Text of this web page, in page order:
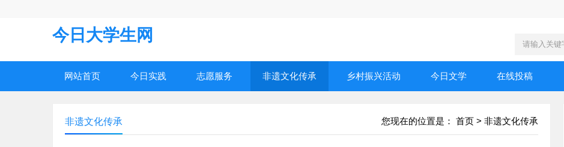
今日大学生网
网站首页 今日实践 志愿服务 非遗文化传承 乡村振兴活动 今日文学 在线投稿
您现在的位置是： 首页 > 非遗文化传承
非遗文化传承